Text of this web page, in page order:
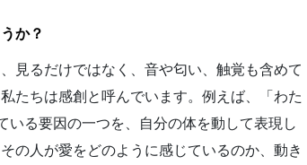
か？
見るだけではなく、音や匂い、触覚も含めて
たちは感創と呼んでいます。例えば、「わた
る要因の一つを、自分の体を動して表現し
の人が愛をどのように感じているのか、動き